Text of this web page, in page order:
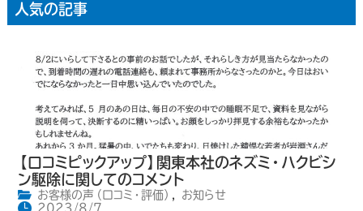
人気の記事
【口コミピックアップ】関東本社のネズミ・ハクビシ
ン駆除に関してのコメント
お客様の声（口コミ・評価） ,
お知らせ
2023/8/7